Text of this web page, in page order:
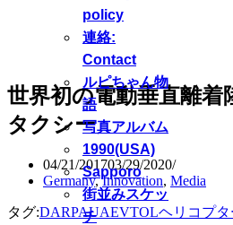
policy
連絡:
Contact
ルピちゃん物
語
写真アルバム
1990(USA)
Sapporo
街並みスケッ
チ
世界初の電動垂直離
タクシー
04/21/201703/29/2020
Germany,Innovation, Media
タグ:DARPAUAEVTOLヘリコプタ